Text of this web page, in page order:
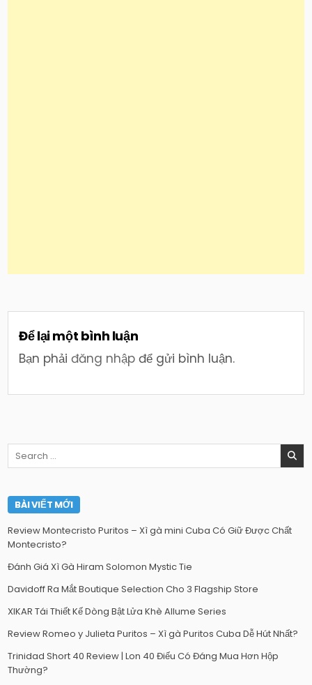
Để lại một bình luận
Bạn phảiđăng nhập để gửi bình luận.
Search
BÀI VIẾT MỚI
Review Montecristo Puritos – Xì gà mini Cuba Có Giữ Được Chất
Montecristo?
Đánh Giá Xì Gà Hiram Solomon Mystic Tie
Davidoff Ra Mắt Boutique Selection Cho 3 Flagship Store
XIKAR Tái Thiết Kế Dòng Bật Lửa Khè Allume Series
Review Romeo y Julieta Puritos – Xì gà Puritos Cuba Dễ Hút Nhất?
Trinidad Short 40 Review | Lon 40 Điếu Có Đáng Mua Hơn Hộp
Thường?